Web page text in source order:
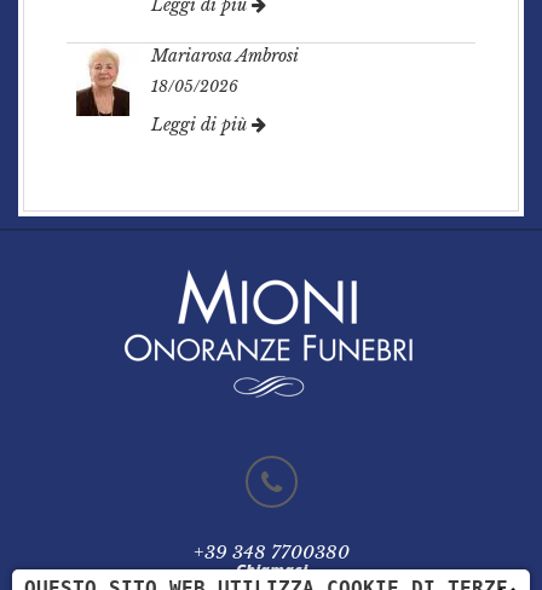
Leggi di più
Mariarosa Ambrosi
18/05/2026
Leggi di più
+39 348 7700380
Chiamaci